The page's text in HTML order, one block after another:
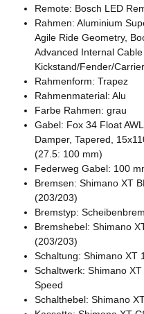
Remote: Bosch LED
Rahmen: Aluminium
Agile Ride Geometry,
Advanced Internal
Kickstand/Fender/
Rahmenform: Trapez
Rahmenmaterial: Alu
Farbe Rahmen: grau
Gabel: Fox 34 Float
Damper, Tapered,
(27.5: 100 mm)
Federweg Gabel: 100
Bremsen: Shimano XT
(203/203)
Bremstyp:
Bremshebel: Shimano
(203/203)
Schaltung: Shimano XT
Schaltwerk: Shimano
Speed
Schalthebel: Shimano